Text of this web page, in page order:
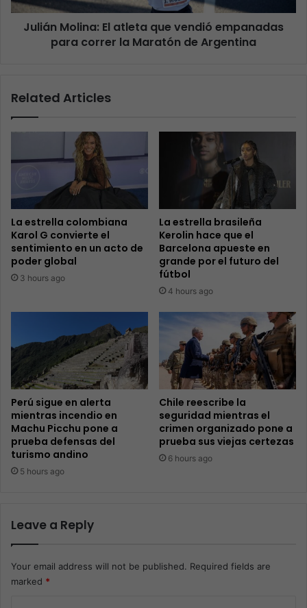
Julián Molina: El atleta que vendió empanadas
para correr la Maratón de Argentina
Related Articles
La estrella colombiana
Karol G convierte el
sentimiento en un acto de
poder global
3 hours ago
La estrella brasileña
Kerolin hace que el
Barcelona apueste en
grande por el futuro del
fútbol
4 hours ago
Perú sigue en alerta
mientras incendio en
Machu Picchu pone a
prueba defensas del
turismo andino
5 hours ago
Chile reescribe la
seguridad mientras el
crimen organizado pone a
prueba sus viejas certezas
6 hours ago
Leave a Reply
Your email address will not be published. Required fields are
marked *